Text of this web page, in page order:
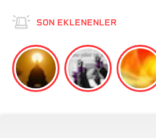
SON EKLENENLER